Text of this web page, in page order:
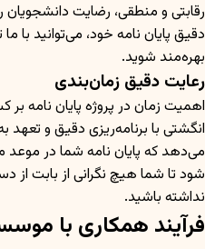
رقابتی و منطقی، رضایت دانشجویان
دقیق پایان نامه خود، می‌توانید با
بهره‌مند شوید.
رعایت دقیق زمان‌بندی
اهمیت زمان در پروژه پایان
انگشتی با برنامه‌ریزی دقیق و تعهد
می‌دهد که پایان نامه شما در موعد
شود تا شما هیچ نگرانی از بابت
نداشته باشید.
فرآیند همکاری با